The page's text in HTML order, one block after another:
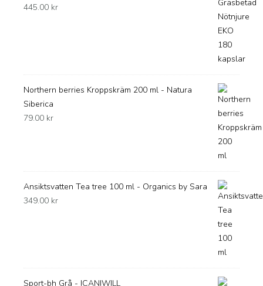
445.00 kr
Northern berries Kroppskräm 200 ml - Natura
Siberica
79.00 kr
Ansiktsvatten Tea tree 100 ml - Organics by Sara
349.00 kr
Sport-bh Grå - ICANIWILL